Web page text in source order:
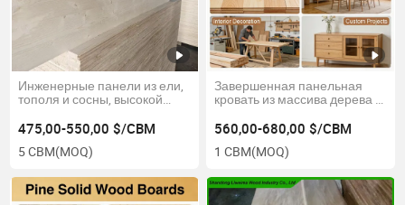
Инженерные панели из ели,
тополя и сосны, высокой
архитектурного
использования
475,00-550,00 $/CBM
5 CBM(MOQ)
Завершенная панельная
кровать из массива дерева с
попла CE
560,00-680,00 $/CBM
1 CBM(MOQ)